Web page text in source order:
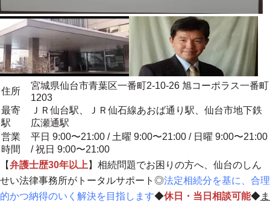
住所
宮城県仙台市青葉区一番町2-10-26 旭コーポラス一番町
1203
最寄
駅
ＪＲ仙台駅、ＪＲ仙石線あおば通り駅、仙台市地下鉄
広瀬通駅
営業
時間
平日 9:00〜21:00 / 土曜 9:00〜21:00 / 日曜 9:00〜21:00
/ 祝日 9:00〜21:00
【弁護士歴30年以上 】相続問題でお困りの方へ、仙台のしん
せい法律事務所がトータルサポート◎法定相続分を基に、合理
的かつ納得のいく解決を目指します◆休日・当日相談可能◆ま